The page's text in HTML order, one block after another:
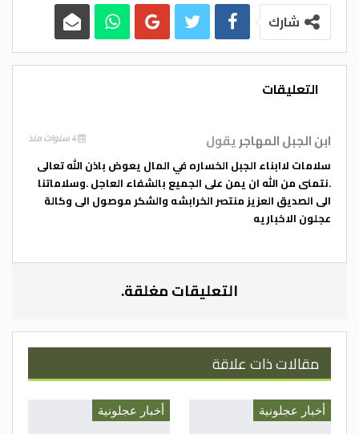
واجريت لهم الإسعافات الأولية اللازمة
ووضعهم الصحي جيد في الوقت الذي ما زال
فيه اسباب الحريق غير معروفة بعد لحين صدور
تقرير الدفاع المدني الذي تولى عملية الإطفاء .
شارك
التعليقات
ابن الجبل المهاجريقول
سلامات لاابناء الجبل الخساره في المال يعوض باذن الله تعالى
.نتمنى من الله ان يمن على الجميع بالشفاء العاجل .وسلاماتنا
الى الصديق العزيز منتصر الخرابشه والشكر موصول الى وكالة
عجلون الاخباريه
التعليقات مغلقة.
مقالات ذات علاقة
أخبار عجلونية أخبار عجلونية